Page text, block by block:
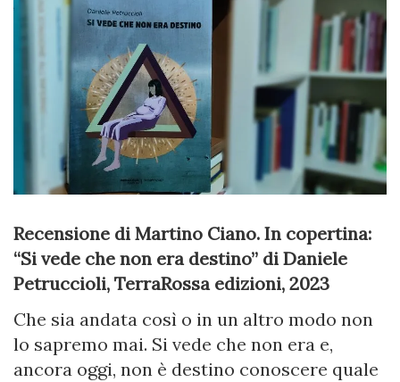
Recensione di Martino Ciano. In copertina:
“Si vede che non era destino” di Daniele
Petruccioli, TerraRossa edizioni, 2023
Che sia andata così o in un altro modo non
lo sapremo mai. Si vede che non era e,
ancora oggi, non è destino conoscere quale